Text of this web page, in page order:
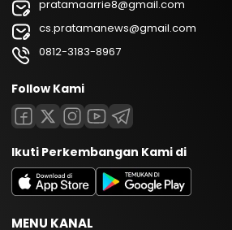
pratamaarrie8@gmail.com
cs.pratamanews@gmail.com
0812-3183-8967
Follow Kami
Ikuti Perkembangan Kami di
MENU KANAL